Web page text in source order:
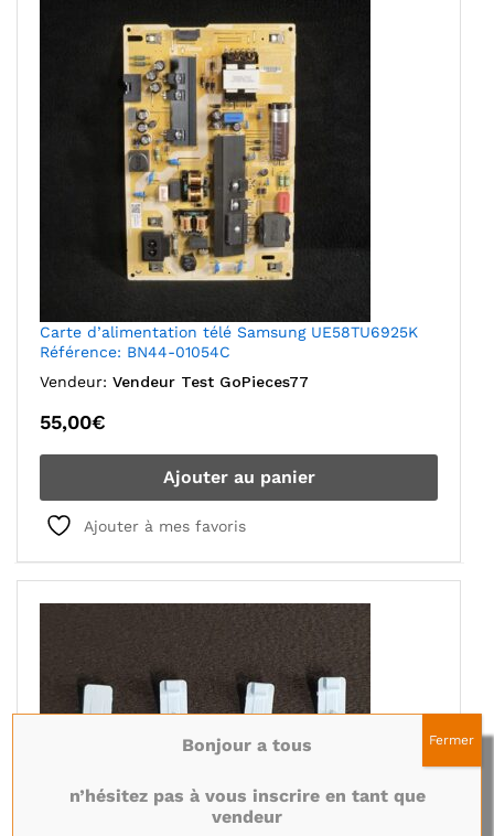
Carte d’alimentation télé Samsung UE58TU6925K
Référence: BN44-01054C
Vendeur: Vendeur Test GoPieces77
55,00€
Ajouter au panier
Ajouter à mes favoris
Bonjour a tous
n’hésitez pas à vous inscrire en tant que
vendeur
Fermer